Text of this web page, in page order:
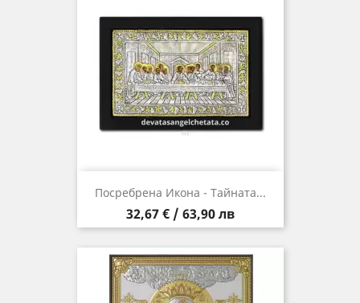
Посребрена Икона - Тайната...
Цена
32,67 € / 63,90 лв